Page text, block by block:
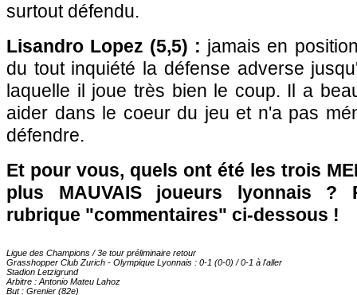
surtout défendu.
Lisandro Lopez (5,5) : jamais en
du tout inquiété la défense adverse
laquelle il joue très bien le coup. Il a
aider dans le coeur du jeu et n'a pas
défendre.
Et pour vous, quels ont été les trois
plus MAUVAIS joueurs lyonnais ?
rubrique "commentaires" ci-dessous !
Ligue des Champions / 3e tour préliminaire retour
Grasshopper Club Zurich - Olympique Lyonnais : 0-1 (0-0) / 0-1 à l'aller
Stadion Letzigrund
Arbitre : Antonio Mateu Lahoz
But : Grenier (82e)